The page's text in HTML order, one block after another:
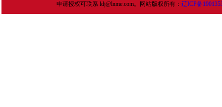
申请授权可联系 ldj@lnme.com。网站版权所有： 辽ICP备